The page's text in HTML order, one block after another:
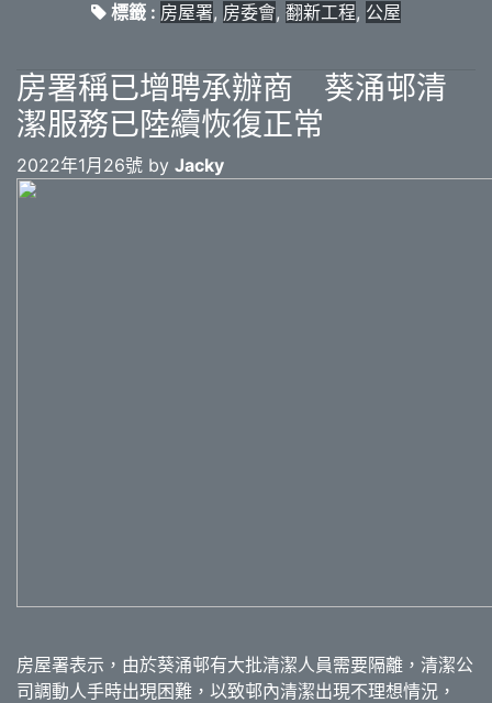
標籤 : 房屋署, 房委會, 翻新工程, 公屋
房署稱已增聘承辦商 葵涌邨清
潔服務已陸續恢復正常
2022年1月26號 by Jacky
房屋署表示，由於葵涌邨有大批清潔人員需要隔離，清潔公
司調動人手時出現困難，以致邨內清潔出現不理想情況，